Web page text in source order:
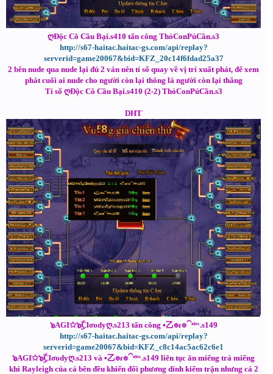
ღĐộc Cô Cầu Bại.s410 tấn công ThỏConPúCần.s3
http://s67-haitac.haitac-gs.com/api/replay?
serverid=game20067&bid=KFZ_20c14f6fdad25a37
2 bên nude qua nude lại đủ 2 ván nên tỉ số quay về vị trí xuất phát, để xem
phát cuối ai nude cho người còn lại thông là người còn lại thắng
Tỉ số ღĐộc Cô Cầu Bại.s410 (2-2) ThỏConPúCần.s3
DHT
๖AGI✩๖ۣۜClσυdyღ.s213 tấn công •乙๏ɾ๏⁀ᶦᵈᵒᶫ.s149
http://s67-haitac.haitac-gs.com/api/replay?
serverid=game20067&bid=KFZ_c8c14ac5ac62c6e1
๖AGI✩๖ۣۜClσυdyღ.s213 và •乙๏ɾ๏⁀ᶦᵈᵒᶫ.s149 liên tục ăn miếng trả miếng
khi Rayleigh của cả bên đều khiến đối phương dính kiếm trận nhưng cả 2